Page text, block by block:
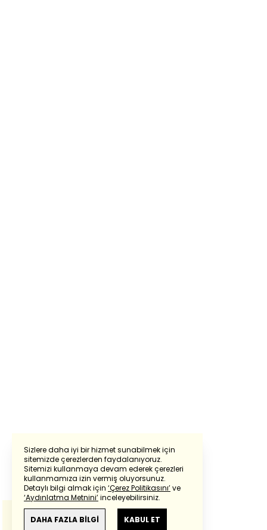
Sizlere daha iyi bir hizmet sunabilmek için
sitemizde çerezlerden faydalanıyoruz.
Sitemizi kullanmaya devam ederek çerezleri
kullanmamıza izin vermiş oluyorsunuz.
Detaylı bilgi almak için ‘Çerez Politikasını’ve
‘Aydınlatma Metnini’inceleyebilirsiniz.
DAHA FAZLA BİLGİ KABUL ET
Powered by Translate
Bu çevirideGoogle Transletekullanılmıştır.
Anlam ve çeviri hatalarından
haberturk.com